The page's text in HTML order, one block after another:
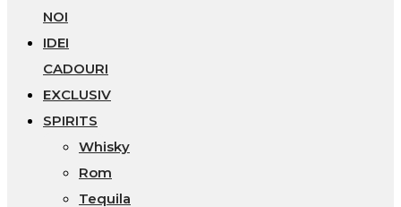
NOI
IDEI
CADOURI
EXCLUSIV
SPIRITS
Whisky
Rom
Tequila